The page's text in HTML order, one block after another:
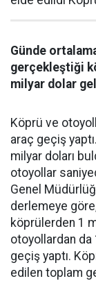
Günde
gerçekleştiği
milyar dolar
Köprü ve
araç geçiş
milyar doları
otoyollar
Genel
derlemeye
köprülerden 1
otoyollardan da
geçiş yaptı.
edilen toplam